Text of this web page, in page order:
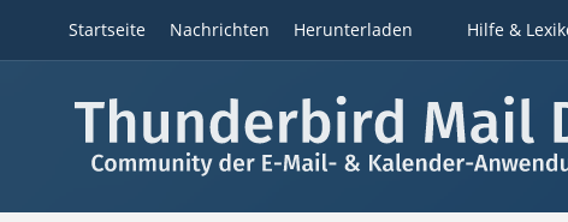
Startseite Nachrichten Herunterladen Hilfe &